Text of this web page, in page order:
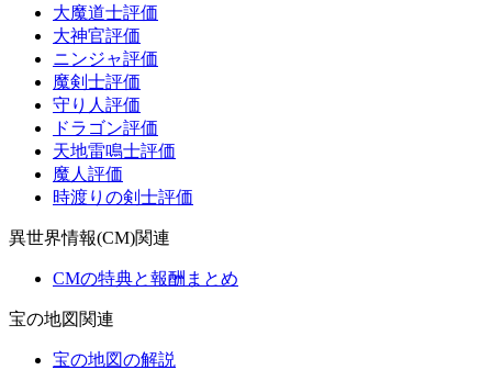
大魔道士評価
大神官評価
ニンジャ評価
魔剣士評価
守り人評価
ドラゴン評価
天地雷鳴士評価
魔人評価
時渡りの剣士評価
異世界情報(CM)関連
CMの特典と報酬まとめ
宝の地図関連
宝の地図の解説